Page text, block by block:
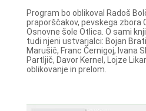
Program bo oblikoval Radoš
praporščakov, pevskega zbora
Osnovne šole Otlica. O sami
tudi njeni ustvarjalci: Bojan
Marušič, Franc Černigoj, Ivana
Partljič, Davor Kernel, Lojze
oblikovanje in prelom.